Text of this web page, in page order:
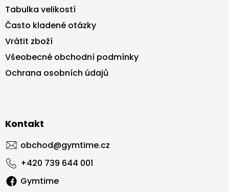
Tabulka velikostí
Často kladené otázky
Vrátit zboží
Všeobecné obchodní podmínky
Ochrana osobních údajů
Kontakt
obchod@gymtime.cz
+420 739 644 001
Gymtime